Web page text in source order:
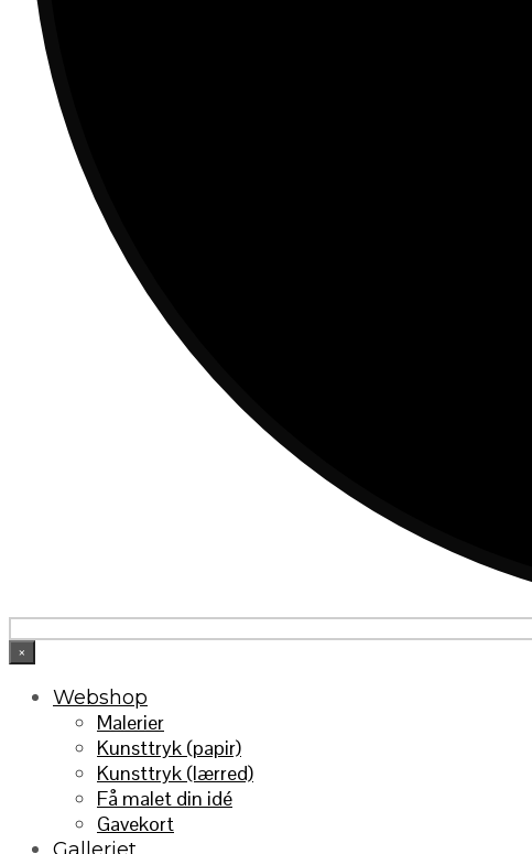
×
Webshop
Malerier
Kunsttryk (papir)
Kunsttryk (lærred)
Få malet din idé
Gavekort
Galleriet